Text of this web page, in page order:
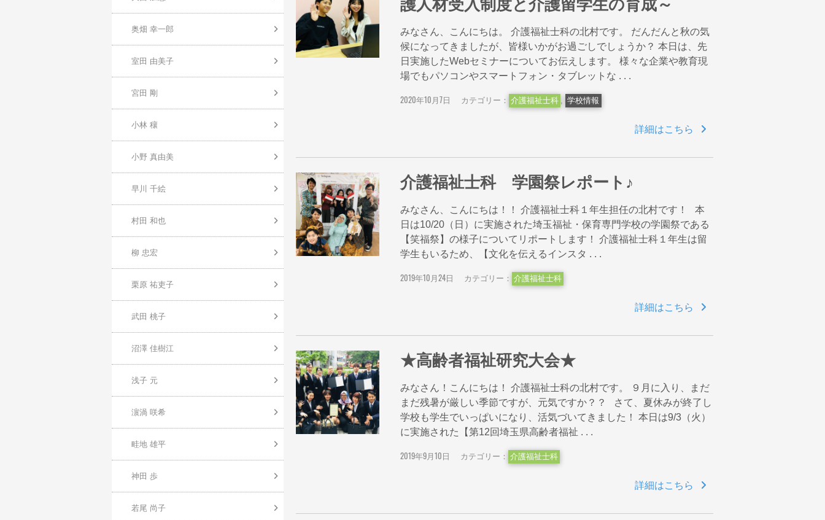
護人材受入制度と介護留学生の育成～
みなさん、こんにちは。 介護福祉士科の北村です。 だんだんと秋の気
候になってきましたが、皆様いかがお過ごしでしょうか？ 本日は、先
日実施したWebセミナーについてお伝えします。 様々な企業や教育現
場でもパソコンやスマートフォン・タブレットな . . .
2020年10月7日 カテゴリー： 介護福祉士科 学校情報
詳細はこちら
介護福祉士科 学園祭レポート♪
みなさん、こんにちは！！ 介護福祉士科１年生担任の北村です！ 本
日は10/20（日）に実施された埼玉福祉・保育専門学校の学園祭である
【笑福祭】の様子についてリポートします！ 介護福祉士科１年生は留
学生もいるため、【文化を伝えるインスタ . . .
2019年10月24日 カテゴリー： 介護福祉士科
詳細はこちら
★高齢者福祉研究大会★
みなさん！こんにちは！ 介護福祉士科の北村です。 ９月に入り、まだ
まだ残暑が厳しい季節ですが、元気ですか？？ さて、夏休みが終了し
学校も学生でいっぱいになり、活気づいてきました！ 本日は9/3（火）
に実施された【第12回埼玉県高齢者福祉 . . .
2019年9月10日 カテゴリー： 介護福祉士科
詳細はこちら
奥畑 幸一郎
室田 由美子
宮田 剛
小林 穰
小野 真由美
早川 千絵
村田 和也
柳 忠宏
栗原 祐吏子
武田 桃子
沼澤 佳樹江
浅子 元
濵渦 咲希
畦地 雄平
神田 歩
若尾 尚子